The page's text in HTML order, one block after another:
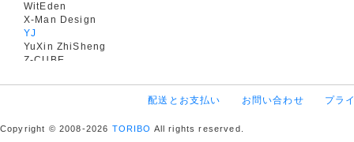
WitEden
X-Man Design
YJ
YuXin ZhiSheng
Z-CUBE
配送とお支払い お問い合わせ プラ
Copyright © 2008-2026 TORIBO All rights reserved.